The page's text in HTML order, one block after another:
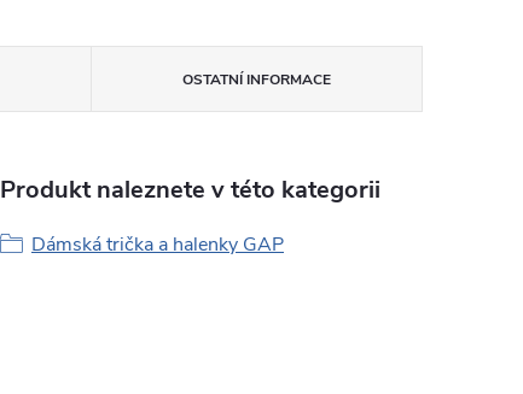
OSTATNÍ INFORMACE
Produkt naleznete v této kategorii
Dámská trička a halenky GAP